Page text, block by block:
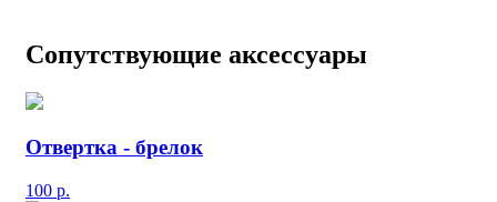
Сопутствующие аксессуары
Отвертка - брелок
100 р.